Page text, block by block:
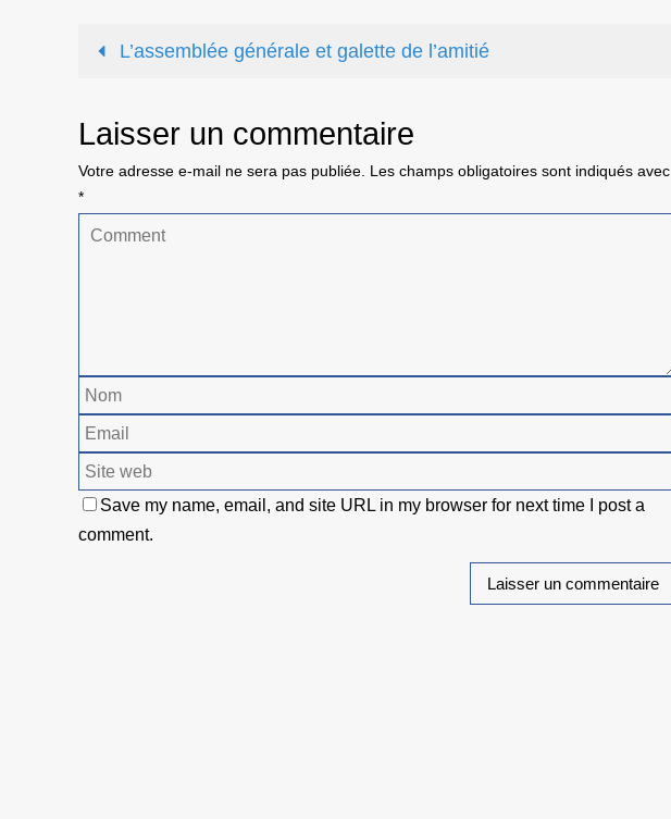
L’assemblée générale et galette de l’amitié
Laisser un commentaire
Votre adresse e-mail ne sera pas publiée. Les champs obligatoires sont indiqués avec
*
Save my name, email, and site URL in my browser for next time I post a
comment.